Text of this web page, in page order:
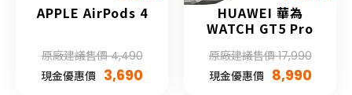
APPLE AirPods 4
原廠建議售價 4,490
現金優惠價 3,690
HUAWEI 華為
WATCH GT5 Pro
原廠建議售價 17,990
現金優惠價 8,990